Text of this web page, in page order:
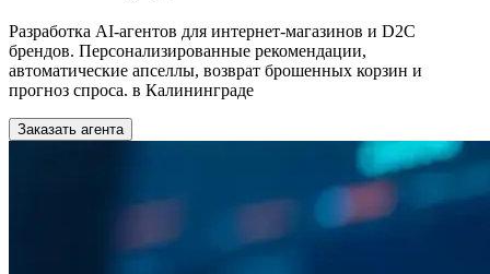
Разработка AI-агентов для интернет-магазинов и D2C
брендов. Персонализированные рекомендации,
автоматические апселлы, возврат брошенных корзин и
прогноз спроса. в Калининграде
Заказать агента